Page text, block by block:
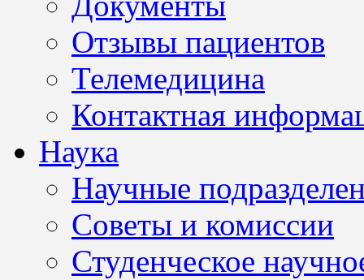
Отзывы пациентов
Телемедицина
Контактная
Наука
Научные
Советы и комиссии
Студенческое